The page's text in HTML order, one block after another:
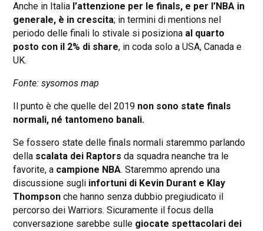
Anche in Italia l’attenzione per le finals, e per l’NBA in
generale, è in crescita; in termini di mentions nel
periodo delle finali lo stivale si posiziona al quarto
posto con il 2% di share, in coda solo a USA, Canada e
UK.
Fonte: sysomos map
Il punto è che quelle del 2019 non sono state finals
normali, né tantomeno banali.
Se fossero state delle finals normali staremmo parlando
della scalata dei Raptors da squadra neanche tra le
favorite, a campione NBA. Staremmo aprendo una
discussione sugli infortuni di Kevin Durant e Klay
Thompson che hanno senza dubbio pregiudicato il
percorso dei Warriors. Sicuramente il focus della
conversazione sarebbe sulle giocate spettacolari dei